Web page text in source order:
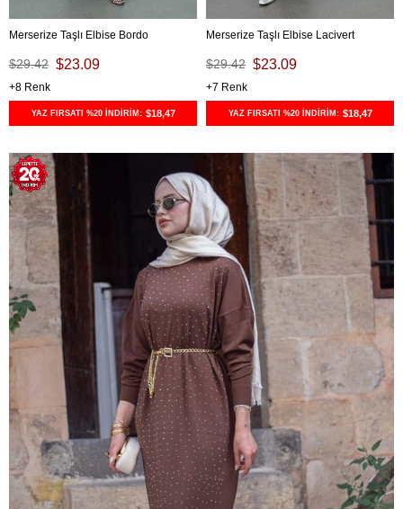
Merserize Taşlı Elbise Bordo
$23.09
$29.42
8
YAZ FIRSATI %20 İNDİRİM: $18,47
Merserize Taşlı Elbise Lacivert
$23.09
$29.42
7
YAZ FIRSATI %20 İNDİRİM: $18,47